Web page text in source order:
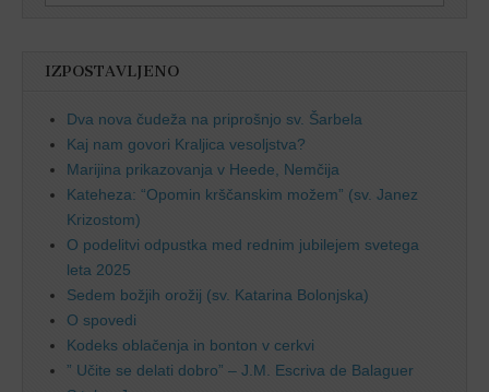
IZPOSTAVLJENO
Dva nova čudeža na priprošnjo sv. Šarbela
Kaj nam govori Kraljica vesoljstva?
Marijina prikazovanja v Heede, Nemčija
Kateheza: “Opomin krščanskim možem” (sv. Janez
Krizostom)
O podelitvi odpustka med rednim jubilejem svetega
leta 2025
Sedem božjih orožij (sv. Katarina Bolonjska)
O spovedi
Kodeks oblačenja in bonton v cerkvi
” Učite se delati dobro” – J.M. Escriva de Balaguer